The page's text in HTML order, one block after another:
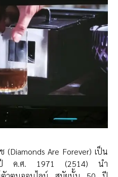
Are Forever) เป็น
อปี ค.ศ. 1971 (2514) นำ